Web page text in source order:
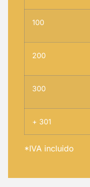
100
200
300
+ 301
*IVA incluido